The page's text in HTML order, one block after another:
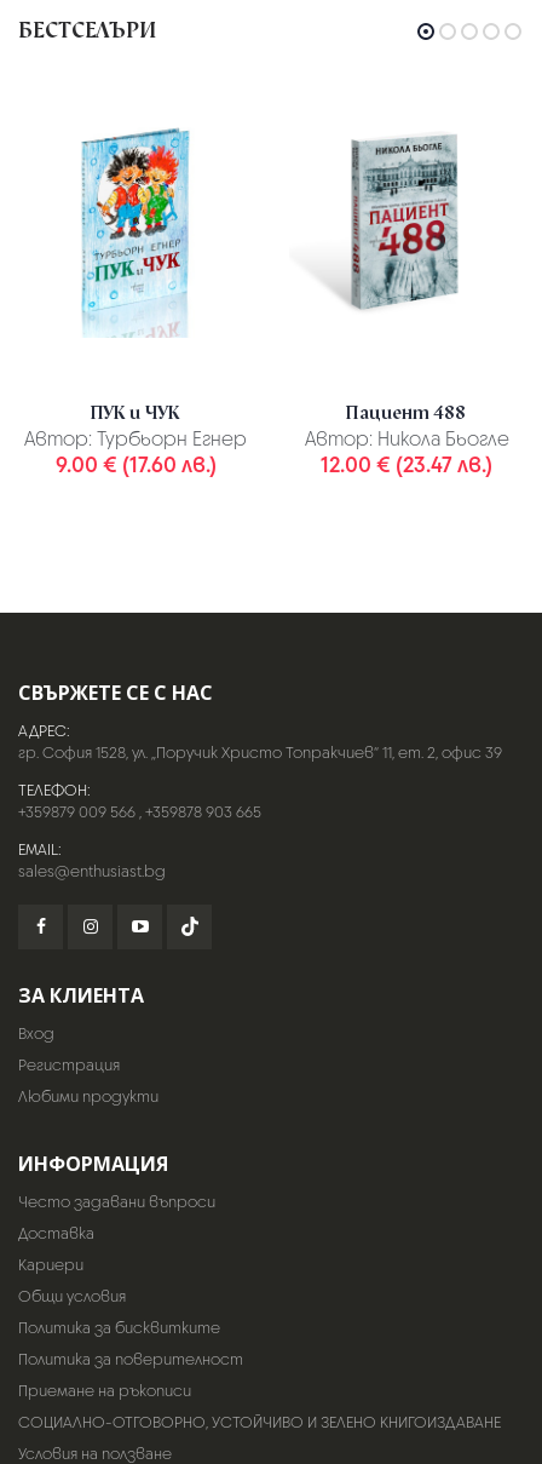
БЕСТСЕЛЪРИ
ПУК и ЧУК
Автор: Турбьорн Егнер
9.00 € (17.60 лв.)
Пациент 488
Автор: Никола Бьогле
12.00 € (23.47 лв.)
СВЪРЖЕТЕ СЕ С НАС
АДРЕС:
гр. София 1528, ул. „Поручик Христо Топракчиев“ 11, ет. 2, офис 39
ТЕЛЕФОН:
+359879 009 566,+359878 903 665
EMAIL:
sales@enthusiast.bg
ЗА КЛИЕНТА
Вход
Регистрация
Любими продукти
ИНФОРМАЦИЯ
Често задавани въпроси
Доставка
Кариери
Общи условия
Политика за бисквитките
Политика за поверителност
Приемане на ръкописи
СОЦИАЛНО-ОТГОВОРНО, УСТОЙЧИВО И ЗЕЛЕНО КНИГОИЗДАВАНЕ
Условия на ползване